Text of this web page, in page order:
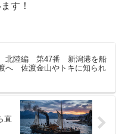
す！
北陸編 第47番 新潟港を船
へ 佐渡金山やトキに知られ
直